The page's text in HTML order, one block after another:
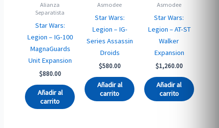
Alianza
Separatista
Star Wars:
Legion – IG-100
MagnaGuards
Unit Expansion
$880.00
Añadir al
carrito
Asmodee
Star Wars:
Legion – IG-
Series Assassin
Droids
$580.00
Añadir al
carrito
Asmodee
Star Wars:
Legion – AT-ST
Walker
Expansion
$1,260.00
Añadir al
carrito